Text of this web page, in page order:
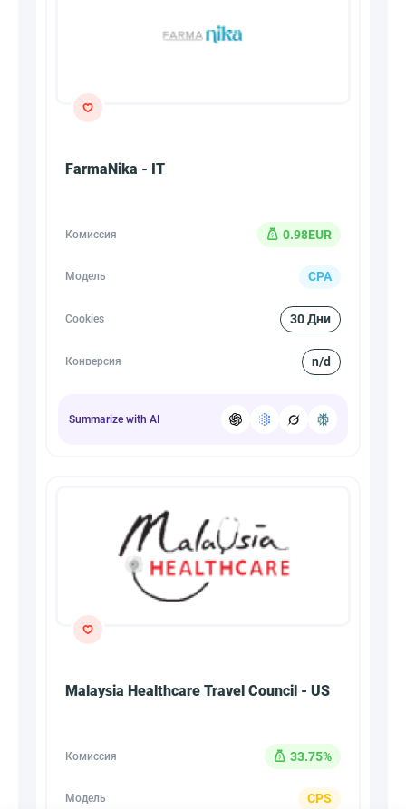
FarmaNika - IT
Комиссия 0.98EUR
Модель CPA
Cookies 30 Дни
Конверсия n/d
Summarize with AI
Malaysia Healthcare Travel Council - US
Комиссия 33.75%
Модель CPS